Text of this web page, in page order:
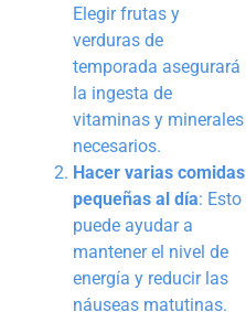
Elegir frutas y
verduras de
temporada asegurará
la ingesta de
vitaminas y minerales
necesarios.
Hacer varias comidas
pequeñas al día: Esto
puede ayudar a
mantener el nivel de
energía y reducir las
náuseas matutinas.